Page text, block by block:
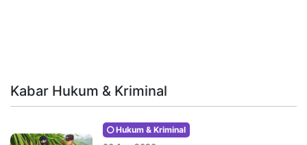
Kabar Hukum & Kriminal
Hukum & Kriminal